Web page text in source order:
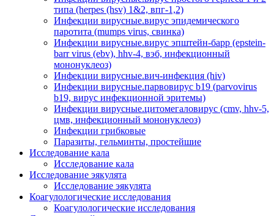
типа (herpes (hsv) 1&2, впг-1,2)
Инфекции вирусные.вирус эпидемического
паротита (mumps virus, свинка)
Инфекции вирусные.вирус эпштейн-барр (epstein-
barr virus (ebv), hhv-4, вэб, инфекционный
мононуклеоз)
Инфекции вирусные.вич-инфекция (hiv)
Инфекции вирусные.парвовирус b19 (parvovirus
b19, вирус инфекционной эритемы)
Инфекции вирусные.цитомегаловирус (cmv, hhv-5,
цмв, инфекционный мононуклеоз)
Инфекции грибковые
Паразиты, гельминты, простейшие
Исследование кала
Исследование кала
Исследование эякулята
Исследование эякулята
Коагулологические исследования
Коагулологические исследования